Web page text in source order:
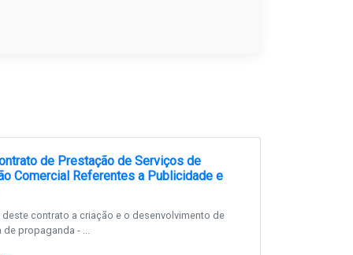
de Prestação de Serviços de
Comercial Referentes a Publicidade e
contrato a criação e o desenvolvimento de
de propaganda - ...